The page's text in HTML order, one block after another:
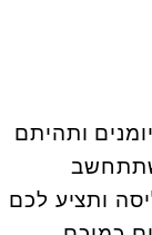
ותהיתם
ותציע לכם